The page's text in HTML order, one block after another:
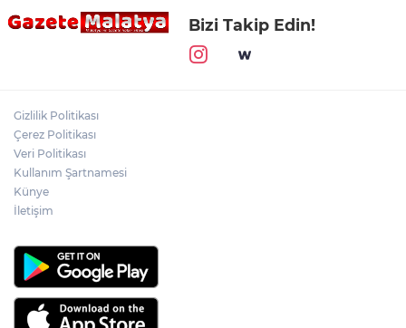
Bizi Takip Edin!
Gizlilik Politikası
Çerez Politikası
Veri Politikası
Kullanım Şartnamesi
Künye
İletişim